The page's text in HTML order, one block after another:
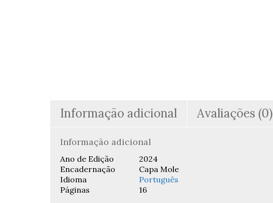
Informação adicional Avaliações (0)
Informação adicional
Ano de Edição
2024
Encadernação
Capa Mole
Idioma
Português
Páginas
16